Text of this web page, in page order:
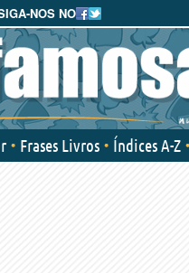
NOS NO
Frases Livros Índices A-Z